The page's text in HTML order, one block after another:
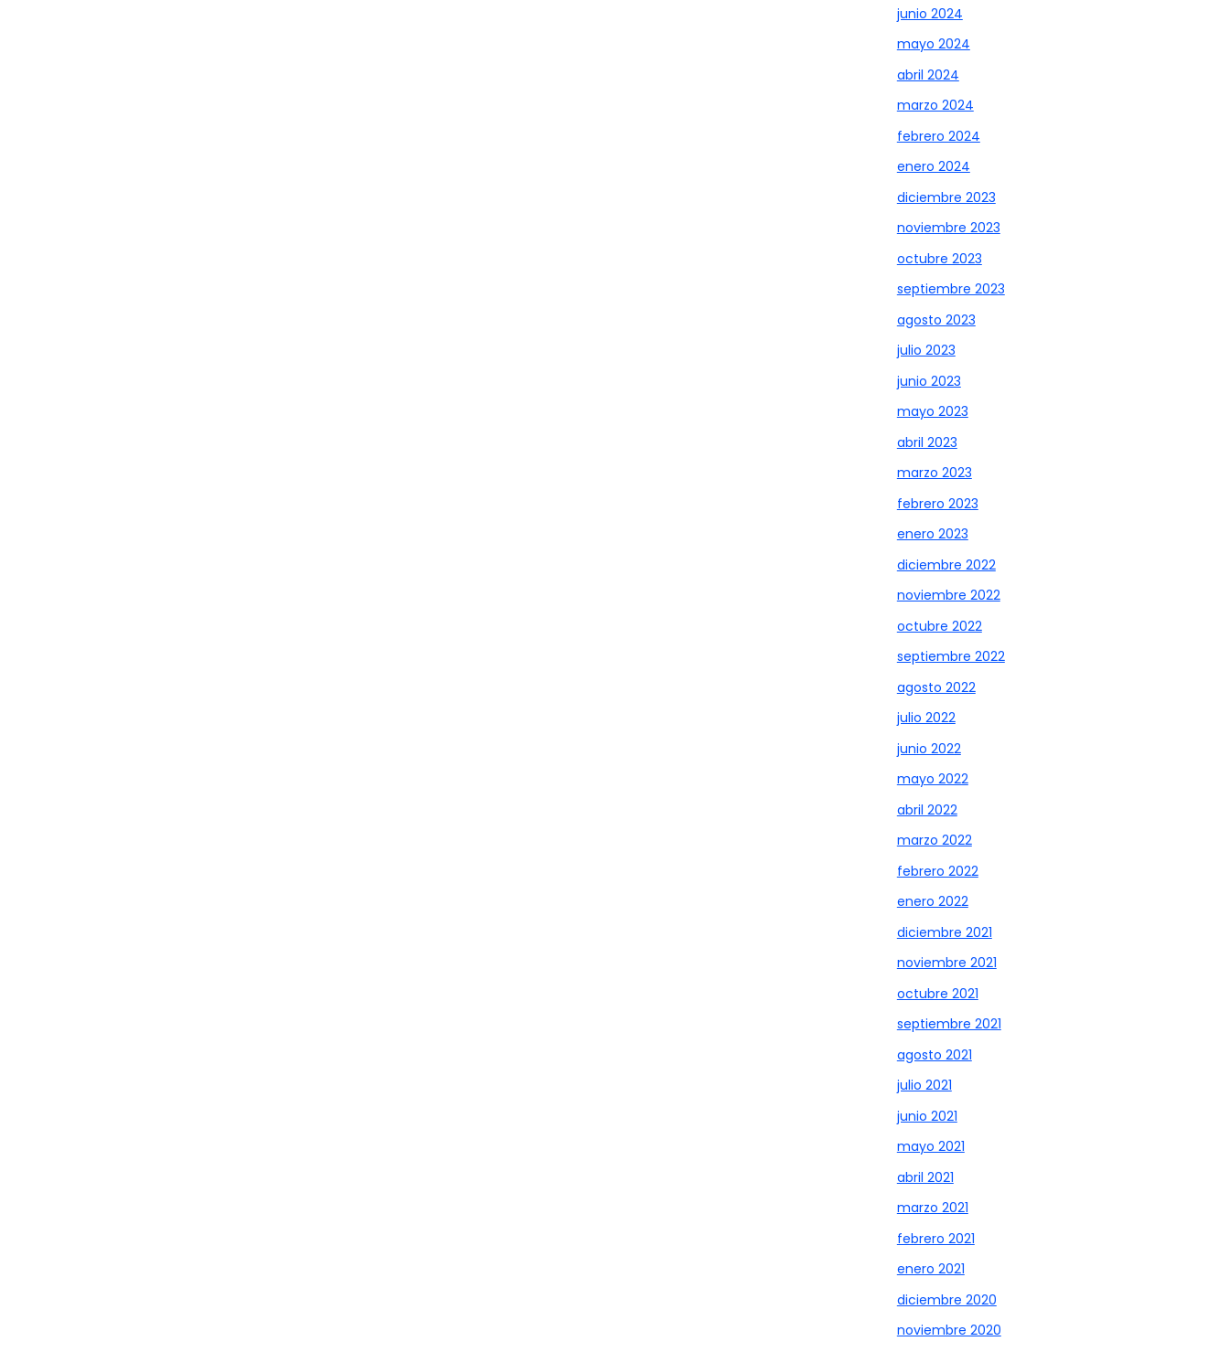
junio 2024
mayo 2024
abril 2024
marzo 2024
febrero 2024
enero 2024
diciembre 2023
noviembre 2023
octubre 2023
septiembre 2023
agosto 2023
julio 2023
junio 2023
mayo 2023
abril 2023
marzo 2023
febrero 2023
enero 2023
diciembre 2022
noviembre 2022
octubre 2022
septiembre 2022
agosto 2022
julio 2022
junio 2022
mayo 2022
abril 2022
marzo 2022
febrero 2022
enero 2022
diciembre 2021
noviembre 2021
octubre 2021
septiembre 2021
agosto 2021
julio 2021
junio 2021
mayo 2021
abril 2021
marzo 2021
febrero 2021
enero 2021
diciembre 2020
noviembre 2020